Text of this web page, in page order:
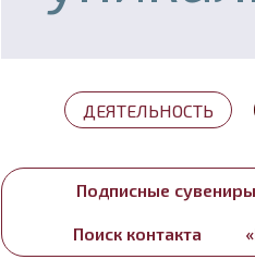
ДЕЯТЕЛЬНОСТЬ
Подписные сувениры
Поиск контакта